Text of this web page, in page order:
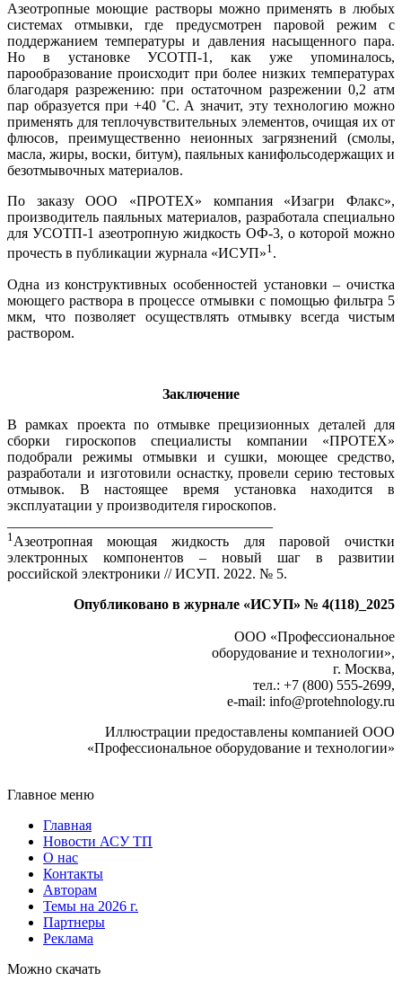
Азеотропные моющие растворы можно применять в любых
системах отмывки, где предусмотрен паровой режим с
поддержанием температуры и давления насыщенного па­ра.
Но в установке УСОТП‑1, как уже упоминалось,
парообразование происходит при более низких температурах
благодаря разрежению: при остаточном разрежении 0,2 атм
пар образуется при +40 ˚С. А значит, эту технологию можно
применять для теплочувствительных элементов, очищая их от
флюсов, преимущественно неионных загрязнений (смолы,
масла, жи­ры, воски, битум), паяльных канифольсодержащих и
безотмывочных материалов.
По заказу ООО «ПРОТЕХ» компания «Изагри Флакс»,
производитель паяльных материалов, разработала специально
для УСОТП‑1 азеотропную жидкость ОФ-3, о которой можно
прочесть в публикации журнала «ИСУП»1.
Одна из конструктивных особенностей установки – очистка
моющего раствора в процессе отмывки с помощью фильтра 5
мкм, что позволяет осуществлять отмывку всегда чистым
раствором.
Заключение
В рамках проекта по отмывке прецизионных деталей для
сборки гироскопов специалисты компании «ПРОТЕХ»
подобрали режимы отмывки и сушки, моющее средство,
разработали и изготовили оснастку, провели серию тестовых
отмывок. В настоящее время установка находится в
эксплуатации у производителя гироскопов.
1 Азеотропная моющая жидкость для паровой очистки
электронных компонентов – новый шаг в развитии
российской электроники // ИСУП. 2022. № 5.
Опубликовано в журнале «ИСУП» № 4(118)_2025
ООО «Профессиональное
оборудование и технологии»,
г. Москва,
тел.: +7 (800) 555‑2699,
e-mail: info@protehnology.ru
Иллюстрации предоставлены компанией ООО
«Профессиональное оборудование и технологии»
Главное меню
Главная
Новости АСУ ТП
О нас
Контакты
Авторам
Темы на 2026 г.
Партнеры
Реклама
Можно скачать